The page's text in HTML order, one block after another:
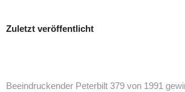
Zuletzt veröffentlicht
Beeindruckender Peterbilt 379 von 1991